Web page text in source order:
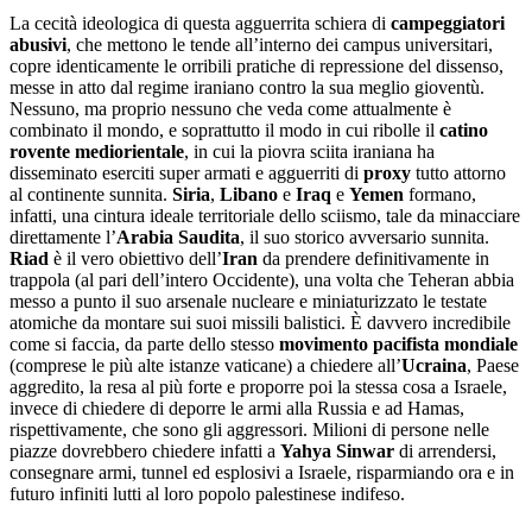
La cecità ideologica di questa agguerrita schiera di campeggiatori
abusivi, che mettono le tende all’interno dei campus universitari,
copre identicamente le orribili pratiche di repressione del dissenso,
messe in atto dal regime iraniano contro la sua meglio gioventù.
Nessuno, ma proprio nessuno che veda come attualmente è
combinato il mondo, e soprattutto il modo in cui ribolle il catino
rovente mediorientale, in cui la piovra sciita iraniana ha
disseminato eserciti super armati e agguerriti di proxy tutto attorno
al continente sunnita. Siria, Libano e Iraq e Yemen formano,
infatti, una cintura ideale territoriale dello sciismo, tale da minacciare
direttamente l’Arabia Saudita, il suo storico avversario sunnita.
Riad è il vero obiettivo dell’Iran da prendere definitivamente in
trappola (al pari dell’intero Occidente), una volta che Teheran abbia
messo a punto il suo arsenale nucleare e miniaturizzato le testate
atomiche da montare sui suoi missili balistici. È davvero incredibile
come si faccia, da parte dello stesso movimento pacifista mondiale
(comprese le più alte istanze vaticane) a chiedere all’Ucraina, Paese
aggredito, la resa al più forte e proporre poi la stessa cosa a Israele,
invece di chiedere di deporre le armi alla Russia e ad Hamas,
rispettivamente, che sono gli aggressori. Milioni di persone nelle
piazze dovrebbero chiedere infatti a Yahya Sinwar di arrendersi,
consegnare armi, tunnel ed esplosivi a Israele, risparmiando ora e in
futuro infiniti lutti al loro popolo palestinese indifeso.